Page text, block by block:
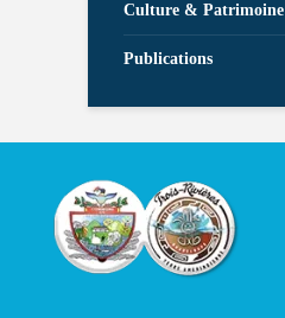
Culture & Patrimoine
Publications